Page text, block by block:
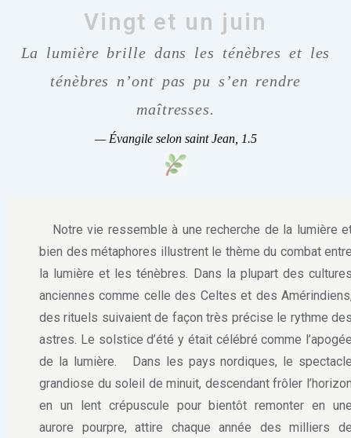
Vingt et un juin
La lumière brille dans les ténèbres et les
ténèbres n’ont pas pu s’en rendre
maîtresses.
— Évangile selon saint Jean, 1.5
Notre vie ressemble à une recherche de la lumière
bien des métaphores illustrent le thème du combat
la lumière et les ténèbres. Dans la plupart des
anciennes comme celle des Celtes et des
des rituels suivaient de façon très précise le rythme
astres. Le solstice d’été y était célébré comme
de la lumière.
Dans les pays nordiques, le
grandiose du soleil de minuit, descendant frôler
en un lent crépuscule pour bientôt remonter en
aurore pourpre, attire chaque année des milliers